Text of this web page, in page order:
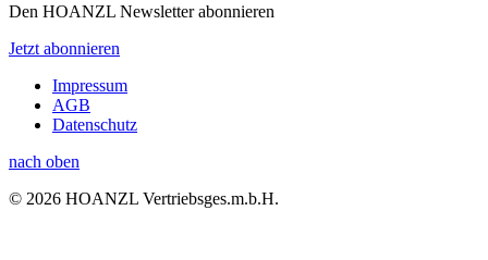
Den HOANZL Newsletter abonnieren
Jetzt abonnieren
Impressum
AGB
Datenschutz
nach oben
© 2026 HOANZL Vertriebsges.m.b.H.